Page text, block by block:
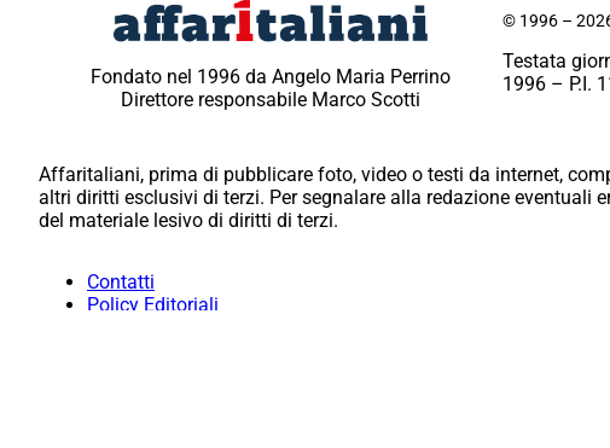
Fondato nel 1996 da Angelo Maria Perrino
Direttore responsabile Marco Scotti
© 1996 –
Testata
1996 – P.I.
Affaritaliani, prima di pubblicare foto, video o testi da internet,
altri diritti esclusivi di terzi. Per segnalare alla redazione eventuali
del materiale lesivo di diritti di terzi.
Contatti
Policy Editoriali